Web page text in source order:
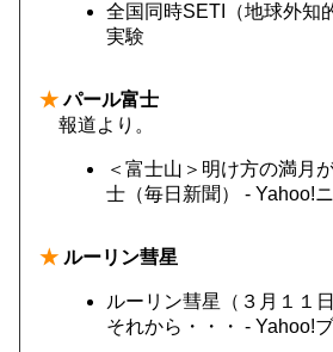
全国同時SETI（地球外知
実験
★パール富士
報道より。
＜富士山＞明け方の満月
士（毎日新聞） - Yahoo!
★ ルーリン彗星
ルーリン彗星（３月１１
それから・・・ - Yahoo!